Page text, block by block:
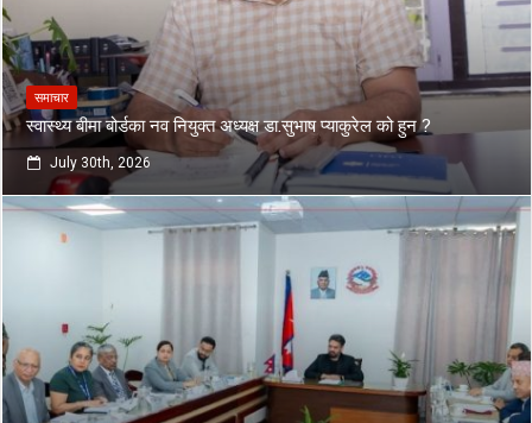
समाचार
स्वास्थ्य बीमा बोर्डका नव नियुक्त अध्यक्ष डा.सुभाष प्याकुरेल को हुन ?
July 30th, 2026